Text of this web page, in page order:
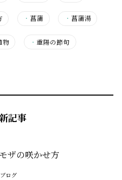
・菖蒲 ・ 菖蒲湯
物 ・重陽の節句
記事
ザの咲かせ方
ブログ